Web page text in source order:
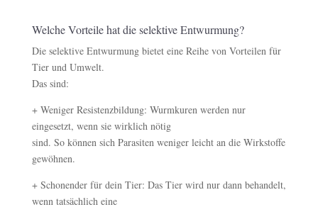
Welche Vorteile hat die selektive Entwurmung?
Die selektive Entwurmung bietet eine Reihe von Vorteilen für
Tier und Umwelt.
Das sind:
+ Weniger Resistenzbildung: Wurmkuren werden nur
eingesetzt, wenn sie wirklich nötig
sind. So können sich Parasiten weniger leicht an die Wirkstoffe
gewöhnen.
+ Schonender für dein Tier: Das Tier wird nur dann behandelt,
wenn tatsächlich eine